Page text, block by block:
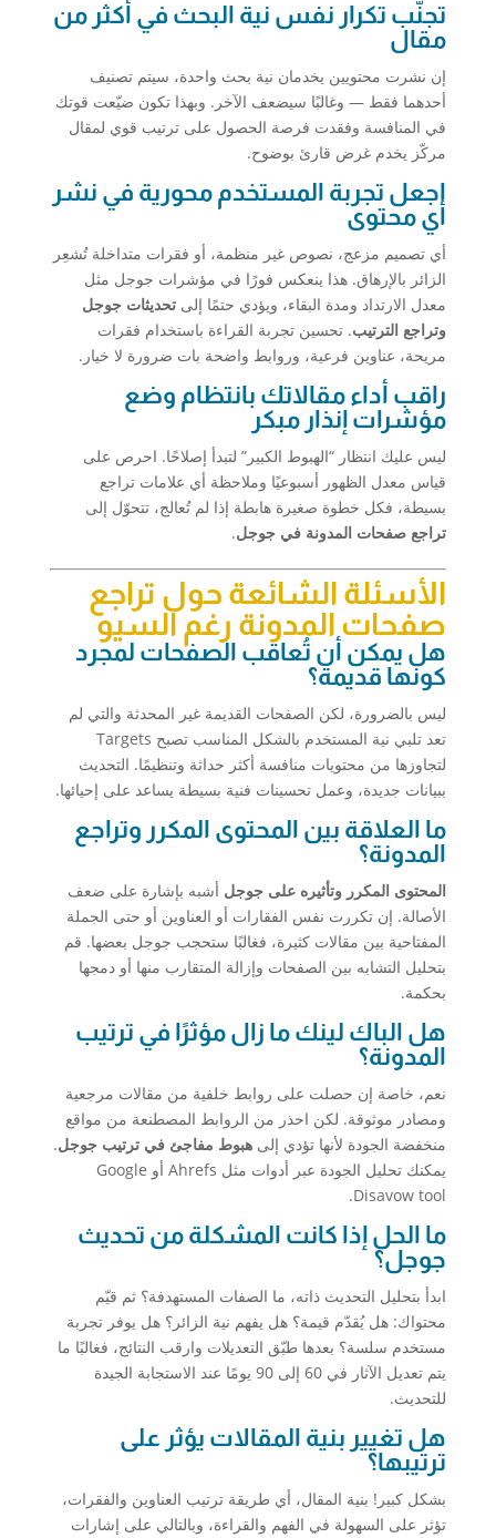
تجنّب تكرار نفس نية البحث في أكثر من
مقال
إن نشرت محتويين يخدمان نية بحث واحدة، سيتم تصنيف
أحدهما فقط — وغالبًا سيضعف الآخر. وبهذا تكون ضيّعت قوتك
في المنافسة وفقدت فرصة الحصول على ترتيب قوي لمقال
مركّز يخدم غرض قارئ بوضوح.
اجعل تجربة المستخدم محورية في نشر
أي محتوى
أي تصميم مزعج، نصوص غير منظمة، أو فقرات متداخلة تُشعِر
الزائر بالإرهاق. هذا ينعكس فورًا في مؤشرات جوجل مثل
معدل الارتداد ومدة البقاء، ويؤدي حتمًا إلى تحديثات جوجل
وتراجع الترتيب. تحسين تجربة القراءة باستخدام فقرات
مريحة، عناوين فرعية، وروابط واضحة بات ضرورة لا خيار.
راقب أداء مقالاتك بانتظام وضع
مؤشرات إنذار مبكر
ليس عليك انتظار “الهبوط الكبير” لتبدأ إصلاحًا. احرص على
قياس معدل الظهور أسبوعيًا وملاحظة أي علامات تراجع
بسيطة، فكل خطوة صغيرة هابطة إذا لم تُعالج، تتحوّل إلى
تراجع صفحات المدونة في جوجل.
الأسئلة الشائعة حول تراجع
صفحات المدونة رغم السيو
هل يمكن أن تُعاقب الصفحات لمجرد
كونها قديمة؟
ليس بالضرورة، لكن الصفحات القديمة غير المحدثة والتي لم
تعد تلبي نية المستخدم بالشكل المناسب تصبح Targets
لتجاوزها من محتويات منافسة أكثر حداثة وتنظيمًا. التحديث
ببيانات جديدة، وعمل تحسينات فنية بسيطة يساعد على إحيائها.
ما العلاقة بين المحتوى المكرر وتراجع
المدونة؟
المحتوى المكرر وتأثيره على جوجل أشبه بإشارة على ضعف
الأصالة. إن تكررت نفس الفقارات أو العناوين أو حتى الجملة
المفتاحية بين مقالات كثيرة، فغالبًا ستحجب جوجل بعضها. قم
بتحليل التشابه بين الصفحات وإزالة المتقارب منها أو دمجها
بحكمة.
هل الباك لينك ما زال مؤثرًا في ترتيب
المدونة؟
نعم، خاصة إن حصلت على روابط خلفية من مقالات مرجعية
ومصادر موثوقة. لكن احذر من الروابط المصطنعة من مواقع
منخفضة الجودة لأنها تؤدي إلى هبوط مفاجئ في ترتيب جوجل.
يمكنك تحليل الجودة عبر أدوات مثل Ahrefs أو Google
Disavow tool.
ما الحل إذا كانت المشكلة من تحديث
جوجل؟
ابدأ بتحليل التحديث ذاته، ما الصفات المستهدفة؟ ثم قيّم
محتواك: هل يُقدّم قيمة؟ هل يفهم نية الزائر؟ هل يوفر تجربة
مستخدم سلسة؟ بعدها طبّق التعديلات وارقب النتائج، فغالبًا ما
يتم تعديل الآثار في 60 إلى 90 يومًا عند الاستجابة الجيدة
للتحديث.
هل تغيير بنية المقالات يؤثر على
ترتيبها؟
بشكل كبير! بنية المقال، أي طريقة ترتيب العناوين والفقرات،
تؤثر على السهولة في الفهم والقراءة، وبالتالي على إشارات